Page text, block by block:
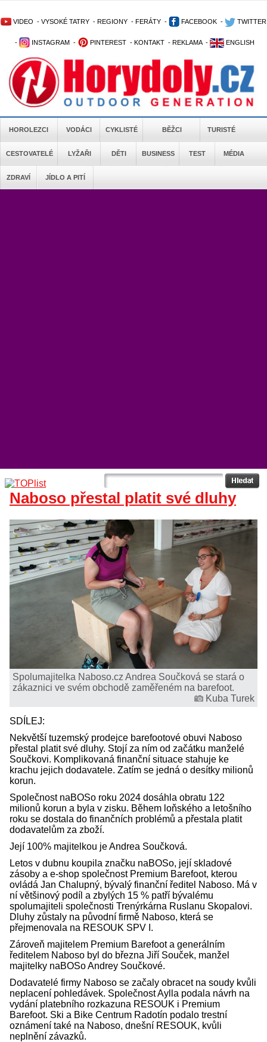
VIDEO - VYSOKÉ TATRY - REGIONY - FERÁTY - FACEBOOK - TWITTER
- INSTAGRAM - PINTEREST - KONTAKT - REKLAMA - ENGLISH
HOROLEZCI VODÁCI CYKLISTÉ BĚŽCI TURISTÉ
CESTOVATELÉ LYŽAŘI DĚTI BUSINESS TEST MÉDIA
ZDRAVÍ JÍDLO A PITÍ
Naboso přestal platit své dluhy
Spolumajitelka Naboso.cz Andrea Součková se stará o
zákaznici ve svém obchodě zaměřeném na barefoot.
Kuba Turek
SDÍLEJ:
Nekvětší tuzemský prodejce barefootové obuvi Naboso
přestal platit své dluhy. Stojí za ním od začátku manželé
Součkovi. Komplikovaná finanční situace stahuje ke
krachu jejich dodavatele. Zatím se jedná o desítky milionů
korun.
Společnost naBOSo roku 2024 dosáhla obratu 122
milionů korun a byla v zisku. Během loňského a letošního
roku se dostala do finančních problémů a přestala platit
dodavatelům za zboží.
Její 100% majitelkou je Andrea Součková.
Letos v dubnu koupila značku naBOSo, její skladové
zásoby a e-shop společnost Premium Barefoot, kterou
ovládá Jan Chalupný, bývalý finanční ředitel Naboso. Má v
ní většinový podíl a zbylých 15 % patří bývalému
spolumajiteli společnosti Trenýrkárna Ruslanu Skopalovi.
Dluhy zůstaly na původní firmě Naboso, která se
přejmenovala na RESOUK SPV I.
Zároveň majitelem Premium Barefoot a generálním
ředitelem Naboso byl do března Jiří Souček, manžel
majitelky naBOSo Andrey Součkové.
Dodavatelé firmy Naboso se začaly obracet na soudy kvůli
neplacení pohledávek. Společnost Aylla podala návrh na
vydání platebního rozkazuna RESOUK i Premium
Barefoot. Ski a Bike Centrum Radotín podalo trestní
oznámení také na Naboso, dnešní RESOUK, kvůli
neplnění závazků.